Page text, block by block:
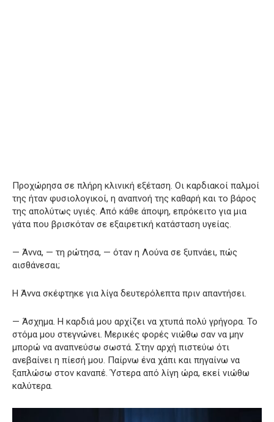
Προχώρησα σε πλήρη κλινική εξέταση. Οι καρδιακοί παλμοί
της ήταν φυσιολογικοί, η αναπνοή της καθαρή και το βάρος
της απολύτως υγιές. Από κάθε άποψη, επρόκειτο για μια
γάτα που βρισκόταν σε εξαιρετική κατάσταση υγείας.
— Άννα, — τη ρώτησα, — όταν η Λούνα σε ξυπνάει, πώς
αισθάνεσαι;
Η Άννα σκέφτηκε για λίγα δευτερόλεπτα πριν απαντήσει.
— Άσχημα. Η καρδιά μου αρχίζει να χτυπά πολύ γρήγορα. Το
στόμα μου στεγνώνει. Μερικές φορές νιώθω σαν να μην
μπορώ να αναπνεύσω σωστά. Στην αρχή πιστεύω ότι
ανεβαίνει η πίεσή μου. Παίρνω ένα χάπι και πηγαίνω να
ξαπλώσω στον καναπέ. Ύστερα από λίγη ώρα, εκεί νιώθω
καλύτερα.